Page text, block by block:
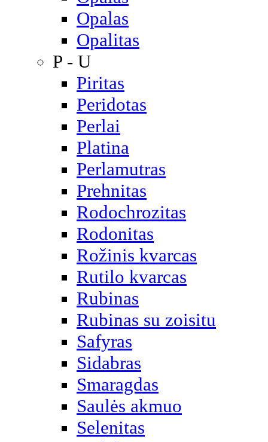
Opalas
Opalitas
P - U
Piritas
Peridotas
Perlai
Platina
Perlamutras
Prehnitas
Rodochrozitas
Rodonitas
Rožinis kvarcas
Rutilo kvarcas
Rubinas
Rubinas su zoisitu
Safyras
Sidabras
Smaragdas
Saulės akmuo
Selenitas